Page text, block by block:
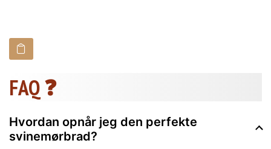
FAQ ❓
Hvordan opnår jeg den perfekte
svinemørbrad?